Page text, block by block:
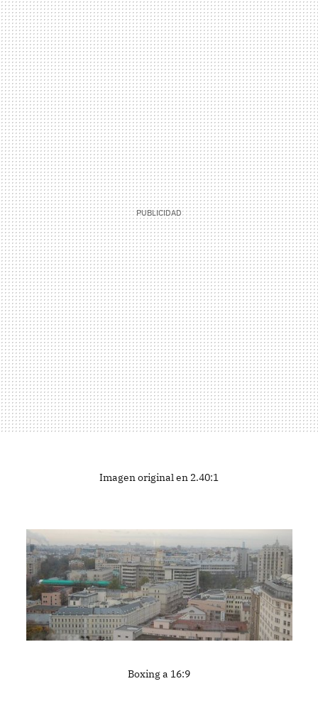
Imagen original en 2.40:1
Boxing a 16:9